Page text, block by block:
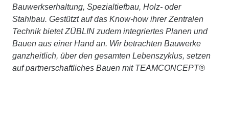
Bauwerkserhaltung, Spezialtiefbau, Holz- oder
Stahlbau. Gestützt auf das Know-how ihrer Zentralen
Technik bietet ZÜBLIN zudem integriertes Planen und
Bauen aus einer Hand an. Wir betrachten Bauwerke
ganzheitlich, über den gesamten Lebenszyklus, setzen
auf partnerschaftliches Bauen mit TEAMCONCEPT®